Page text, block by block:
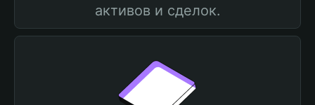
активов и сделок.